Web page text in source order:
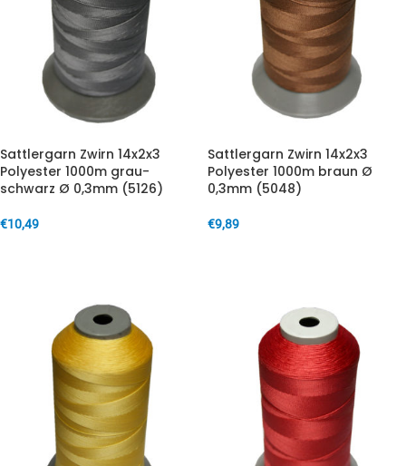
Sattlergarn Zwirn 14x2x3
Polyester 1000m grau-
schwarz Ø 0,3mm (5126)
€10,49
Sattlergarn Zwirn 14x2x3
Polyester 1000m braun Ø
0,3mm (5048)
€9,89